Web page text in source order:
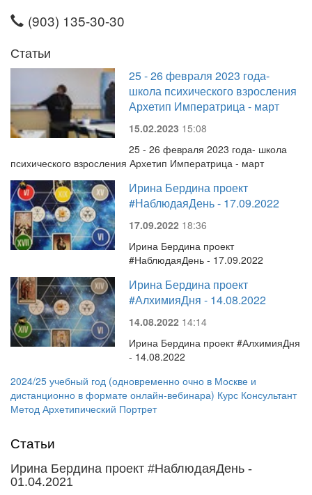
(903) 135-30-30
Статьи
25 - 26 февраля 2023 года-
школа психического взросления
Архетип Императрица - март
15.02.2023 15:08
25 - 26 февраля 2023 года- школа
психического взросления Архетип Императрица - март
Ирина Бердина проект
#НаблюдаяДень - 17.09.2022
17.09.2022 18:36
Ирина Бердина проект
#НаблюдаяДень - 17.09.2022
Ирина Бердина проект
#АлхимияДня - 14.08.2022
14.08.2022 14:14
Ирина Бердина проект #АлхимияДня
- 14.08.2022
2024/25 учебный год (одновременно очно в Москве и
дистанционно в формате онлайн-вебинара) Курс Консультант
Метод Архетипический Портрет
Статьи
Ирина Бердина проект #НаблюдаяДень -
01.04.2021